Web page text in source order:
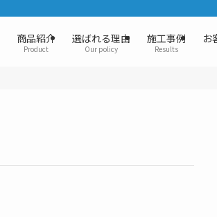
商品紹介
Product
選ばれる理由
Our policy
施工事例
Results
お